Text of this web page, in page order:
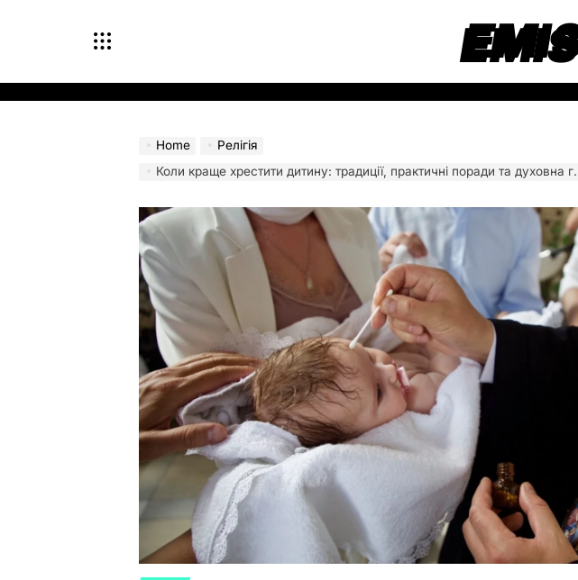
Home
Релігія
Коли краще хрестити дитину: традиції, практичні поради та духовна глибина